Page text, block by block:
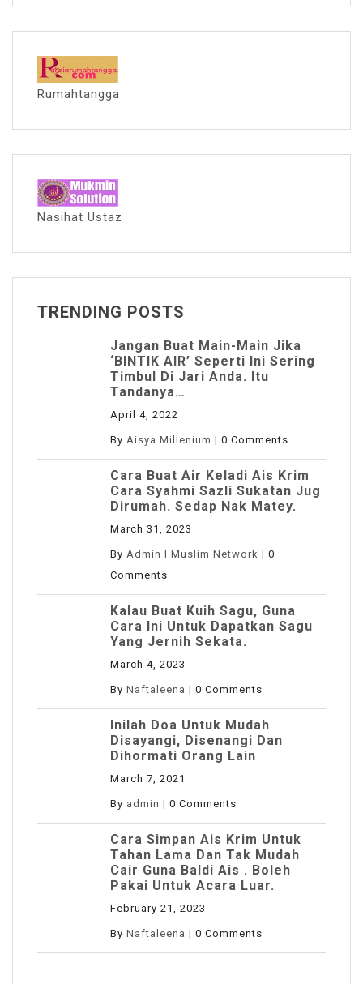
Rumahtangga
Nasihat Ustaz
TRENDING POSTS
Jangan Buat Main-Main Jika
‘BINTIK AIR’ Seperti Ini Sering
Timbul Di Jari Anda. Itu
Tandanya…
April 4, 2022
By Aisya Millenium | 0 Comments
Cara Buat Air Keladi Ais Krim
Cara Syahmi Sazli Sukatan Jug
Dirumah. Sedap Nak Matey.
March 31, 2023
By Admin I Muslim Network | 0
Comments
Kalau Buat Kuih Sagu, Guna
Cara Ini Untuk Dapatkan Sagu
Yang Jernih Sekata.
March 4, 2023
By Naftaleena | 0 Comments
Inilah Doa Untuk Mudah
Disayangi, Disenangi Dan
Dihormati Orang Lain
March 7, 2021
By admin | 0 Comments
Cara Simpan Ais Krim Untuk
Tahan Lama Dan Tak Mudah
Cair Guna Baldi Ais . Boleh
Pakai Untuk Acara Luar.
February 21, 2023
By Naftaleena | 0 Comments